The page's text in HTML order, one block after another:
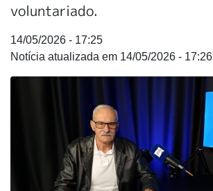
voluntariado.
14/05/2026 - 17:25
14/05/2026 - 17:26